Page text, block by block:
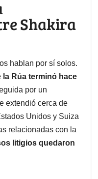
Shakira
hablan por sí solos.
la Rúa terminó hace
por un
extendió cerca de
Unidos y Suiza
relacionadas con la
litigios quedaron